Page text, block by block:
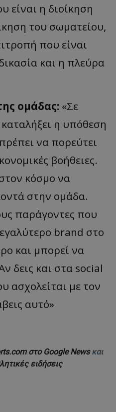
είναι η διοίκηση
του σωματείου,
που είναι
και η πλεύρα
ομάδας: «Σε
η υπόθεση
να πορεύτει
βοήθειες.
κόσμο να
στην ομάδα.
παράγοντες που
brand στο
και μπορεί να
δεις και στα social
ασχολείται με τον
αυτό»
στο Google Newsκαι
ειδήσεις